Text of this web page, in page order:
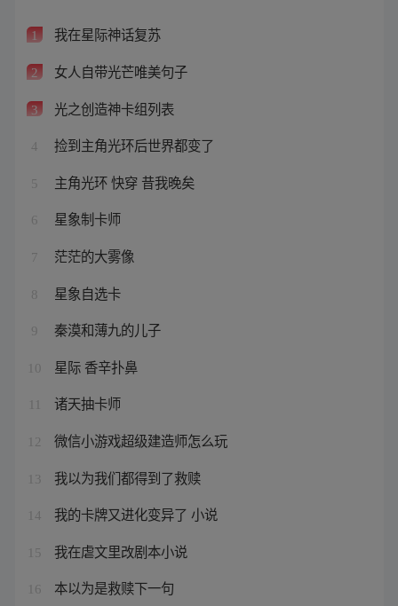
1 我在星际神话复苏
2 女人自带光芒唯美句子
3 光之创造神卡组列表
4 捡到主角光环后世界都变了
5 主角光环 快穿 昔我晚矣
6 星象制卡师
7 茫茫的大雾像
8 星象自选卡
9 秦漠和薄九的儿子
10 星际 香辛扑鼻
诸天抽卡师
12 微信小游戏超级建造师怎么玩
13 我以为我们都得到了救赎
14 我的卡牌又进化变异了 小说
15 我在虐文里改剧本小说
16 本以为是救赎下一句